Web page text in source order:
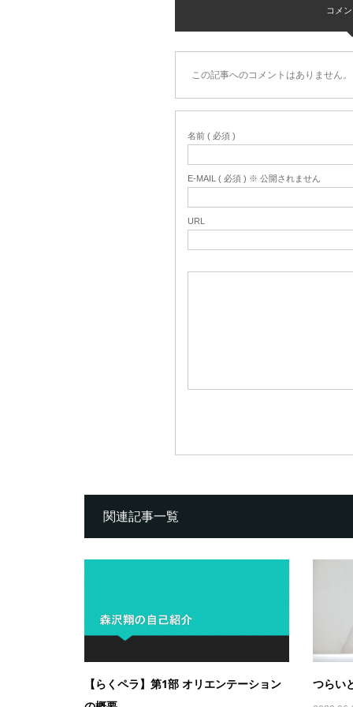
コメ
この記事へのコメントはありません。
名前 ( 必須 )
E-MAIL ( 必須 ) ※ 公開されません
URL
関連記事一覧
【らくペラ】第1部 オリエンテーション
つらい